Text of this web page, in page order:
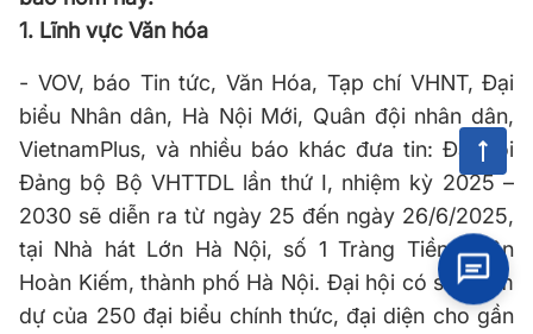
1. Lĩnh vực Văn hóa
- VOV, báo Tin tức, Văn Hóa, Tạp chí VHNT, Đại
biểu Nhân dân, Hà Nội Mới, Quân đội nhân dân,
VietnamPlus, và nhiều báo khác đưa tin: Đại hội
Đảng bộ Bộ VHTTDL lần thứ I, nhiệm kỳ 2025 –
2030 sẽ diễn ra từ ngày 25 đến ngày 26/6/2025,
tại Nhà hát Lớn Hà Nội, số 1 Tràng Tiền, quận
Hoàn Kiếm, thành phố Hà Nội. Đại hội có sự tham
dự của 250 đại biểu chính thức, đại diện cho gần